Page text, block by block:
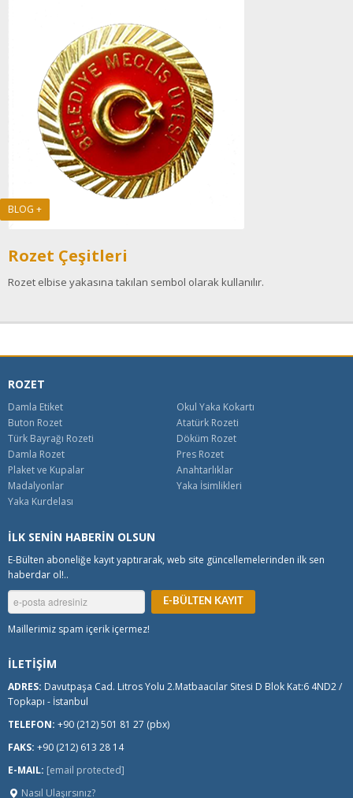
BLOG +
Rozet Çeşitleri
Rozet elbise yakasına takılan sembol olarak kullanılır.
ROZET
Damla Etiket
Okul Yaka Kokartı
Buton Rozet
Atatürk Rozeti
Türk Bayrağı Rozeti
Döküm Rozet
Damla Rozet
Pres Rozet
Plaket ve Kupalar
Anahtarlıklar
Madalyonlar
Yaka İsimlikleri
Yaka Kurdelası
İLK SENİN HABERİN OLSUN
E-Bülten aboneliğe kayıt yaptırarak, web site güncellemelerinden ilk sen
haberdar ol!..
Maillerimiz spam içerik içermez!
İLETİŞİM
ADRES: Davutpaşa Cad. Litros Yolu 2.Matbaacılar Sitesi D Blok Kat:6 4ND2 /
Topkapı - İstanbul
TELEFON: +90 (212) 501 81 27 (pbx)
FAKS: +90 (212) 613 28 14
E-MAIL: [email protected]
Nasıl Ulaşırsınız?